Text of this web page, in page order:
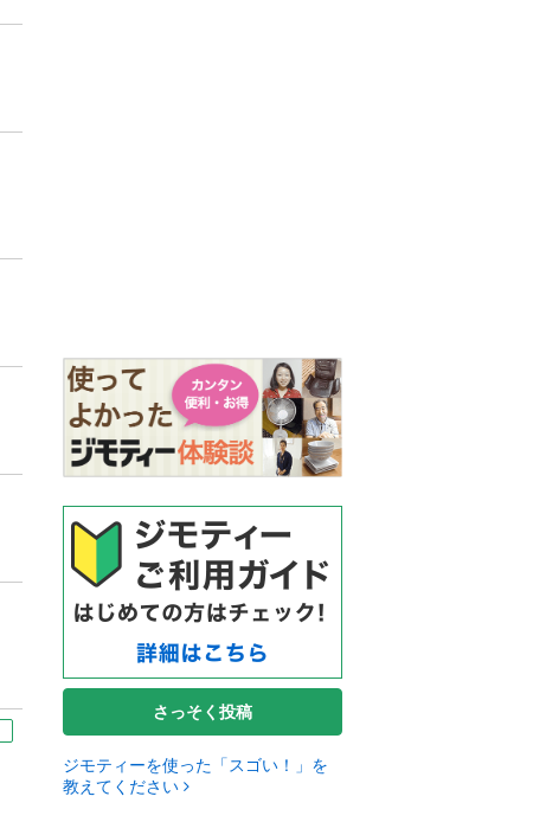
さっそく投稿
ジモティーを使った「スゴい！」を
教えてください